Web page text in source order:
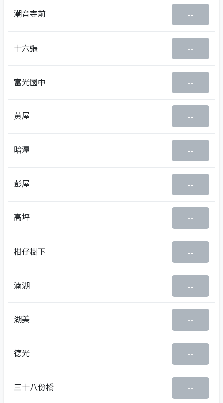
潮音寺前 --
十六張 --
富光國中 --
黃屋 --
暗潭 --
彭屋 --
高坪 --
柑仔樹下 --
湳湖 --
湖美 --
德光 --
三十八份橋 --